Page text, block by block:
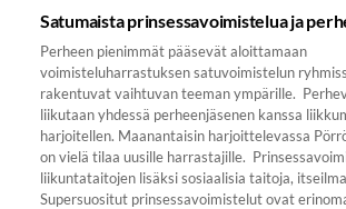
Satumaista prinsessavoimistelua ja
Perheen pienimmät pääsevät aloittamaan
voimisteluharrastuksen satuvoimistelun
rakentuvat vaihtuvan teeman ympärille.
liikutaan yhdessä perheenjäsenen kanssa
harjoitellen. Maanantaisin harjoittelevassa
on vielä tilaa uusille harrastajille.
liikuntataitojen lisäksi sosiaalisia taitoja,
Supersuositut prinsessavoimistelut ovat